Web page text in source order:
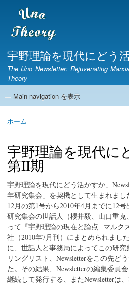
ン
テ
ン
移
宇野理論を現代にどう
The Uno Newsletter: Rejuvenating
Theory
Main
— Main navigation を表示
ホーム
ニュースレター
宇野弘蔵没後30年研究集会
第1期ニュースレター
English Page
パ
く
ず
ホーム
宇野理論を現代に
第II期
宇野理論を現代にどう活かすか」
年研究集会」を契機として生まれまし
12月の第1号から2010年4月までに12
研究集会の世話人（櫻井毅、山口重克
って『宇野理論の現在と論点─マルク
社（2010年7月刊）にまとめられまし
に、世話人と事務局によってこの研
リングリスト、Newsletterをこの先ど
た。その結果、Newsletterの編集委員
継続して発行する、またNewsletterは